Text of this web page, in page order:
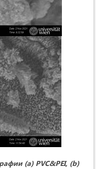
(а) PVC&PEI, (b)